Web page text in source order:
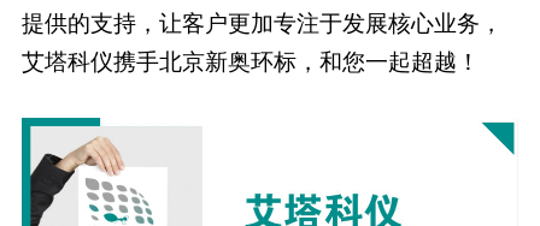
提供的支持，让客户更加专注于发展核心业务，
艾塔科仪携手北京新奥环标，和您一起超越！